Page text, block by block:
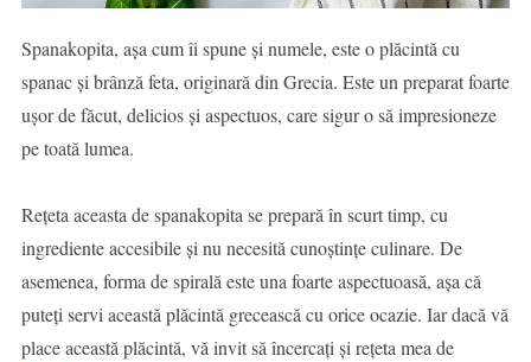
Spanakopita, așa cum îi spune și numele, este o plăcintă cu
spanac și brânză feta, originară din Grecia. Este un preparat foarte
ușor de făcut, delicios și aspectuos, care sigur o să impresioneze
pe toată lumea.
Rețeta aceasta de spanakopita se prepară în scurt timp, cu
ingrediente accesibile și nu necesită cunoștințe culinare. De
asemenea, forma de spirală este una foarte aspectuoasă, așa că
puteți servi această plăcintă grecească cu orice ocazie. Iar dacă vă
place această plăcintă, vă invit să încercați și rețeta mea de